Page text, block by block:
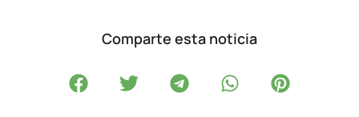
Comparte esta noticia